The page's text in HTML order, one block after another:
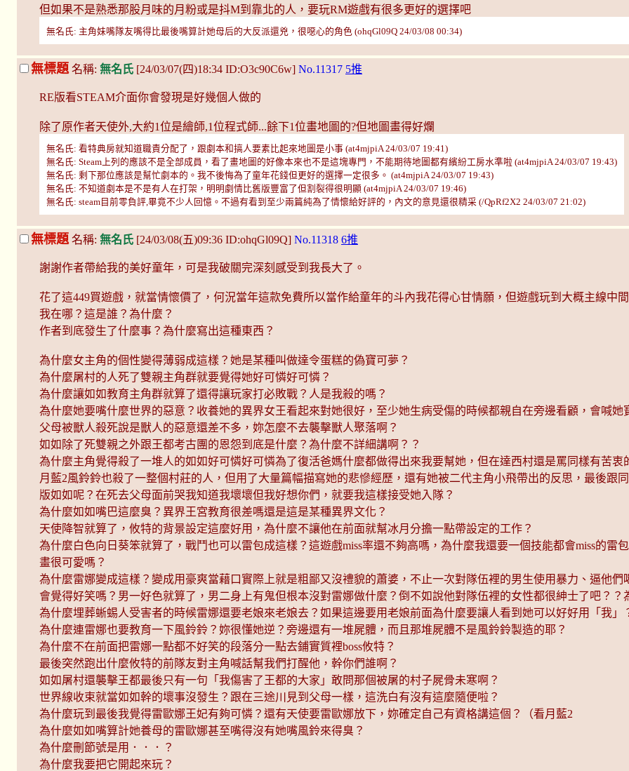
但如果不是熟悉那股月味的月粉或是抖M到靠北的人，要玩RM遊戲有很多更好的選擇吧
無名氏: 主角妹嘴隊友嘴得比最後嘴算計她母后的大反派還兇，很噁心的角色 (ohqGl09Q 24/03/08 00:34)
無標題 名稱: 無名氏 [24/03/07(四)18:34 ID:O3c90C6w] No.11317 5推
RE版看STEAM介面你會發現是好幾個人做的
除了原作者天使外,大約1位是繪師,1位程式師...餘下1位畫地圖的?但地圖畫得好爛
無名氏: 看特典房就知道職責分配了，跟劇本和搞人要素比起來地圖是小事 (at4mjpiA 24/03/07 19:41)
無名氏: Steam上列的應該不是全部成員，看了畫地圖的好像本來也不是這塊專門，不能期待地圖都有繽紛工房水準啦 (at4mjpiA 24/03/07 19:43)
無名氏: 剩下那位應該是幫忙劇本的。我不後悔為了童年花錢但更好的選擇一定很多。 (at4mjpiA 24/03/07 19:43)
無名氏: 不知道劇本是不是有人在打架，明明劇情比舊版豐富了但割裂得很明顯 (at4mjpiA 24/03/07 19:46)
無名氏: steam目前零負評,畢竟不少人回憶。不過有看到至少兩篇純為了情懷給好評的，內文的意見還很精采 (/QpRf2X2 24/03/07 21:02)
無標題 名稱: 無名氏 [24/03/08(五)09:36 ID:ohqGl09Q] No.11318 6推
謝謝作者帶給我的美好童年，可是我破關完深刻感受到我長大了。
花了這449買遊戲，就當情懷價了，何況當年這款免費所以當作給童年的斗內我花得心甘情願，但遊戲玩到大概主線中
我在哪？這是誰？為什麼？
作者到底發生了什麼事？為什麼寫出這種東西？
為什麼女主角的個性變得薄弱成這樣？她是某種叫做達令蛋糕的偽寶可夢？
為什麼屠村的人死了雙親主角群就要覺得她好可憐好可憐？
為什麼讓如如教育主角群就算了還得讓玩家打必敗戰？人是我殺的嗎？
為什麼她要嘴什麼世界的惡意？收養她的異界女王看起來對她很好，至少她生病受傷的時候都親自在旁邊看顧，會喊她
父母被獸人殺死說是獸人的惡意還差不多，妳怎麼不去襲擊獸人聚落啊？
如如除了死雙親之外跟王都考古團的恩怨到底是什麼？為什麼不詳細講啊？？
為什麼主角覺得殺了一堆人的如如好可憐好可憐為了復活爸媽什麼都做得出來我要幫她，但在達西村還是罵同樣有苦衷
月藍2風鈴鈴也殺了一整個村莊的人，但用了大量篇幅描寫她的悲慘經歷，還有她被二代主角小飛帶出的反思，最後跟
版如如呢？在死去父母面前哭我知道我壞壞但我好想你們，就要我這樣接受她入隊？
為什麼如如嘴巴這麼臭？異界王宮教育很差嗎還是這是某種異界文化？
天使降智就算了，攸特的背景設定這麼好用，為什麼不讓他在前面就幫冰月分擔一點帶設定的工作？
為什麼白色向日葵笨就算了，戰鬥也可以雷包成這樣？這遊戲miss率還不夠高嗎，為什麼我還要一個技能都會miss的雷
畫很可愛嗎？
為什麼雷娜變成這樣？變成用豪爽當藉口實際上就是粗鄙又沒禮貌的蕭婆，不止一次對隊伍裡的男生使用暴力、逼他
會覺得好笑嗎？男一好色就算了，男二身上有鬼但根本沒對雷娜做什麼？倒不如說他對隊伍裡的女性都很紳士了吧？？
為什麼埋葬蜥蜴人受害者的時候雷娜還要老娘來老娘去？如果這邊要用老娘前面為什麼要讓人看到她可以好好用「我」
為什麼連雷娜也要教育一下風鈴鈴？妳很懂她逆？旁邊還有一堆屍體，而且那堆屍體不是風鈴鈴製造的耶？
為什麼不在前面把雷娜一點都不好笑的段落分一點去鋪實質裡boss攸特？
最後突然跑出什麼攸特的前隊友對主角喊話幫我們打醒他，幹你們誰啊？
如如屠村還襲擊王都最後只有一句「我傷害了王都的大家」敢問那個被屠的村子屍骨未寒啊？
世界線收束就當如如幹的壞事沒發生？跟在三途川見到父母一樣，這洗白有沒有這麼隨便啦？
為什麼玩到最後我覺得雷歐娜王妃有夠可憐？還有天使要雷歐娜放下，妳確定自己有資格講這個？（看月藍2
為什麼如如嘴算計她養母的雷歐娜甚至嘴得沒有她嘴風鈴來得臭？
為什麼刪節號是用．．．？
為什麼我要把它開起來玩？